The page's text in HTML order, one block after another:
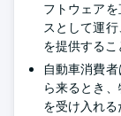
フトウェア
スとして運
を提供するこ
自動車消費
ら来るとき
を受け入れ